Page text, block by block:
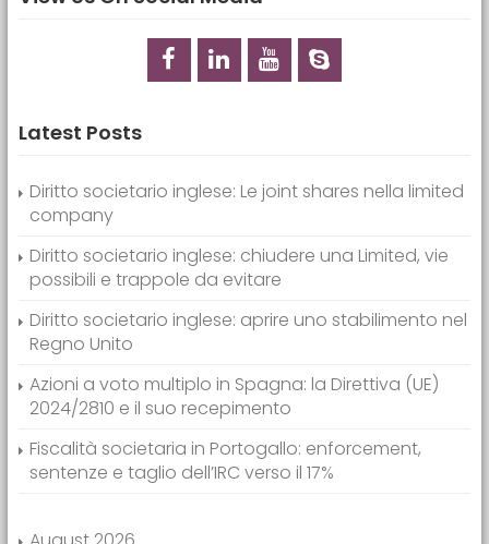
Latest Posts
Diritto societario inglese: Le joint shares nella limited
company
Diritto societario inglese: chiudere una Limited, vie
possibili e trappole da evitare
Diritto societario inglese: aprire uno stabilimento nel
Regno Unito
Azioni a voto multiplo in Spagna: la Direttiva (UE)
2024/2810 e il suo recepimento
Fiscalità societaria in Portogallo: enforcement,
sentenze e taglio dell’IRC verso il 17%